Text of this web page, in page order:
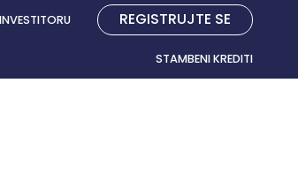
REGISTRUJTE SE
STAMBENI KREDITI